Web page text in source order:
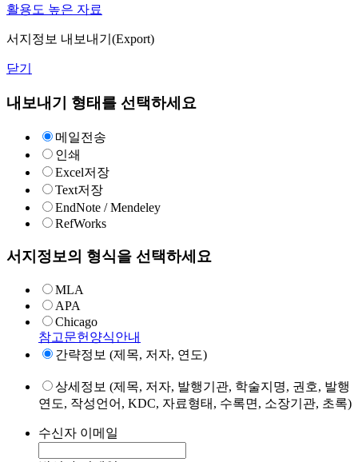
활용도 높은 자료
서지정보 내보내기(Export)
닫기
내보내기 형태를 선택하세요
메일전송
인쇄
Excel저장
Text저장
EndNote / Mendeley
RefWorks
서지정보의 형식을 선택하세요
MLA
APA
Chicago
참고문헌양식안내
간략정보 (제목, 저자, 연도)
상세정보 (제목, 저자, 발행기관, 학술지명, 권호, 발행
연도, 작성언어, KDC, 자료형태, 수록면, 소장기관, 초록)
수신자 이메일